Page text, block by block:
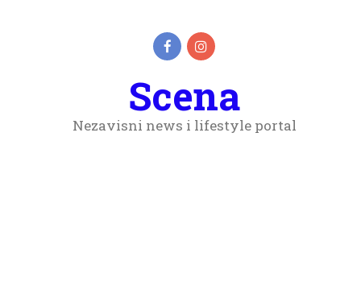
Scena
Nezavisni news i lifestyle portal